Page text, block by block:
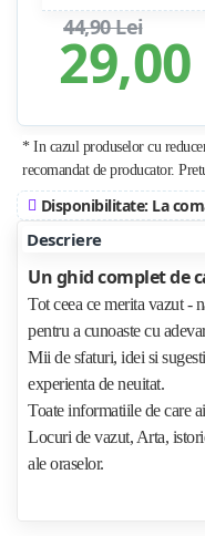
44,90 Lei
* In cazul produselor cu
recomandat de producator.
Disponibilitate: La
Descriere
Un ghid complet de
Tot ceea ce merita vazut -
pentru a cunoaste cu
Mii de sfaturi, idei si
experienta de neuitat.
Toate informatiile de care
Locuri de vazut, Arta,
ale oraselor.